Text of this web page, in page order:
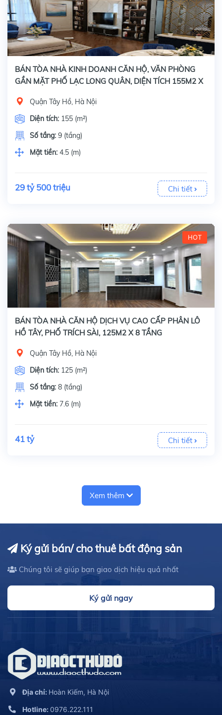
BÁN TÒA NHÀ KINH DOANH CĂN HỘ, VĂN PHÒNG
GẦN MẶT PHỐ LẠC LONG QUÂN, DIỆN TÍCH 155M2 X
Quận Tây Hồ, Hà Nội
Diện tích: 155 (m²)
Số tầng: 9 (tầng)
Mặt tiền: 4.5 (m)
29 tỷ 500 triệu Chi tiết
HOT
BÁN TÒA NHÀ CĂN HỘ DỊCH VỤ CAO CẤP PHÂN LÔ
HỒ TÂY, PHỐ TRÍCH SÀI, 125M2 X 8 TẦNG
Quận Tây Hồ, Hà Nội
Diện tích: 125 (m²)
Số tầng: 8 (tầng)
Mặt tiền: 7.6 (m)
41 tỷ Chi tiết
Xem thêm
Ký gửi bán/ cho thuê bất động sản
Chúng tôi sẽ giúp bạn giao dịch hiệu quả nhất
Ký gửi ngay
Địa chỉ: Hoàn Kiếm, Hà Nội
Hotline: 0976.222.111